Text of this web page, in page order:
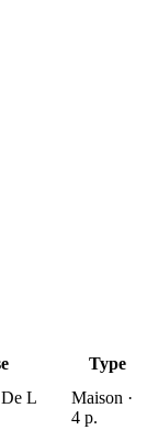
Type
L
Maison ·
4 p.